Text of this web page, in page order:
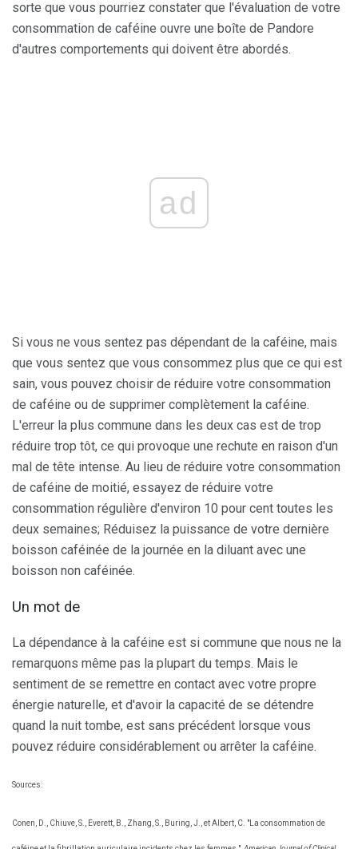
sorte que vous pourriez constater que l'évaluation de votre
consommation de caféine ouvre une boîte de Pandore
d'autres comportements qui doivent être abordés.
ad
Si vous ne vous sentez pas dépendant de la caféine, mais
que vous sentez que vous consommez plus que ce qui est
sain, vous pouvez choisir de réduire votre consommation
de caféine ou de supprimer complètement la caféine.
L'erreur la plus commune dans les deux cas est de trop
réduire trop tôt, ce qui provoque une rechute en raison d'un
mal de tête intense. Au lieu de réduire votre consommation
de caféine de moitié, essayez de réduire votre
consommation régulière d'environ 10 pour cent toutes les
deux semaines; Réduisez la puissance de votre dernière
boisson caféinée de la journée en la diluant avec une
boisson non caféinée.
Un mot de
La dépendance à la caféine est si commune que nous ne la
remarquons même pas la plupart du temps. Mais le
sentiment de se remettre en contact avec votre propre
énergie naturelle, et d'avoir la capacité de se détendre
quand la nuit tombe, est sans précédent lorsque vous
pouvez réduire considérablement ou arrêter la caféine.
Sources:
Conen, D., Chiuve, S., Everett, B., Zhang, S., Buring, J., et Albert, C. "La consommation de